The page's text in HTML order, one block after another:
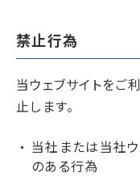
禁止行為
当ウェブサイトをご
止します。
当社または当社
のある行為